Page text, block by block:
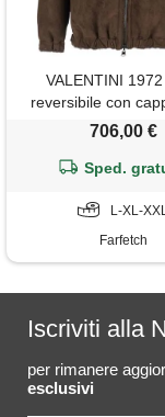
VALENTINI
reversibile con
marrone
706,00 €
Sped.
L-XL-XXL
Farfetch
Iscriviti alla
per rimanere
esclusivi